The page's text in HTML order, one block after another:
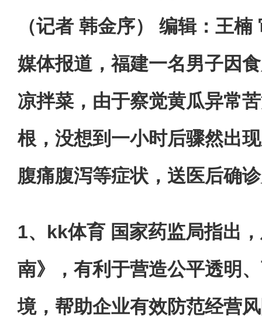
（记者 韩金序） 编辑：王
媒体报道，福建一名男子因
凉拌菜，由于察觉黄瓜异常
根，没想到一小时后骤然出
腹痛腹泻等症状，送医后确
1、kk体育 国家药监局指出
南》，有利于营造公平透明
境，帮助企业有效防范经营